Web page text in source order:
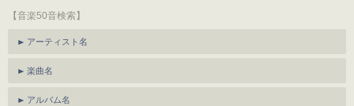
【音楽50音検索】
アーティスト名
楽曲名
アルバム名